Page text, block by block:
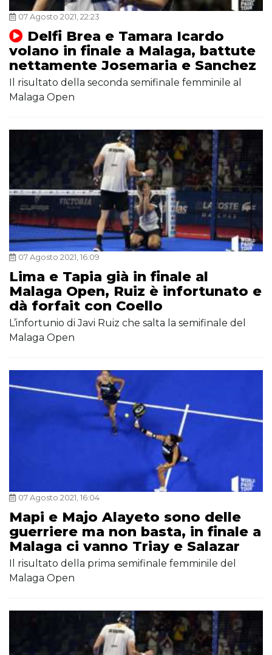
07 Agosto 2021, 22:23
Delfi Brea e Tamara Icardo
volano in finale a Malaga, battute
nettamente Josemaria e Sanchez
Il risultato della seconda semifinale femminile al
Malaga Open
07 Agosto 2021, 16:09
Lima e Tapia già in finale al
Malaga Open, Ruiz è infortunato e
dà forfait con Coello
L’infortunio di Javi Ruiz che salta la semifinale del
Malaga Open
07 Agosto 2021, 16:04
Mapi e Majo Alayeto sono delle
guerriere ma non basta, in finale a
Malaga ci vanno Triay e Salazar
Il risultato della prima semifinale femminile del
Malaga Open